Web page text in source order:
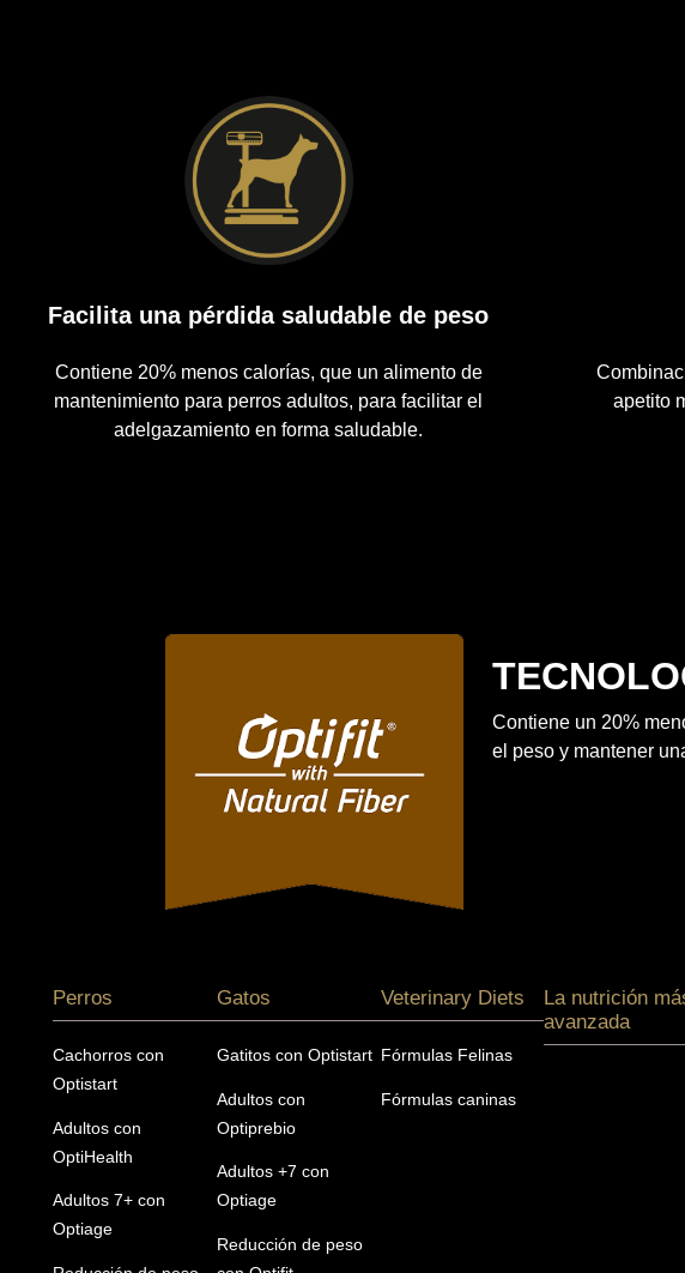
Facilita una pérdida saludable de peso
Contiene 20% menos calorías, que un alimento de
mantenimiento para perros adultos, para facilitar el
adelgazamiento en forma saludable.
apetito
Contiene un 20%
el peso y mantener
Perros
Cachorros con
Optistart
Adultos con
OptiHealth
Adultos 7+ con
Optiage
Gatos
Gatitos con Optistart
Adultos con
Optiprebio
Adultos +7 con
Optiage
Reducción de peso
Veterinary Diets
Fórmulas Felinas
Fórmulas caninas
La nutrición
avanzada